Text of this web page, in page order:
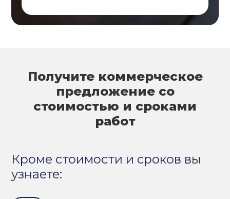
Получите коммерческое
предложение со
стоимостью и сроками
работ
Кроме стоимости и сроков вы
узнаете: